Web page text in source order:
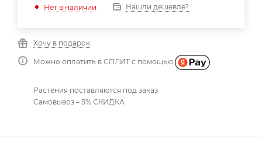
Нет в наличии Нашли дешевле?
Хочу в подарок
Можно оплатить в СПЛИТ с помощью
Растения поставляются под заказ
Самовывоз – 5% СКИДКА